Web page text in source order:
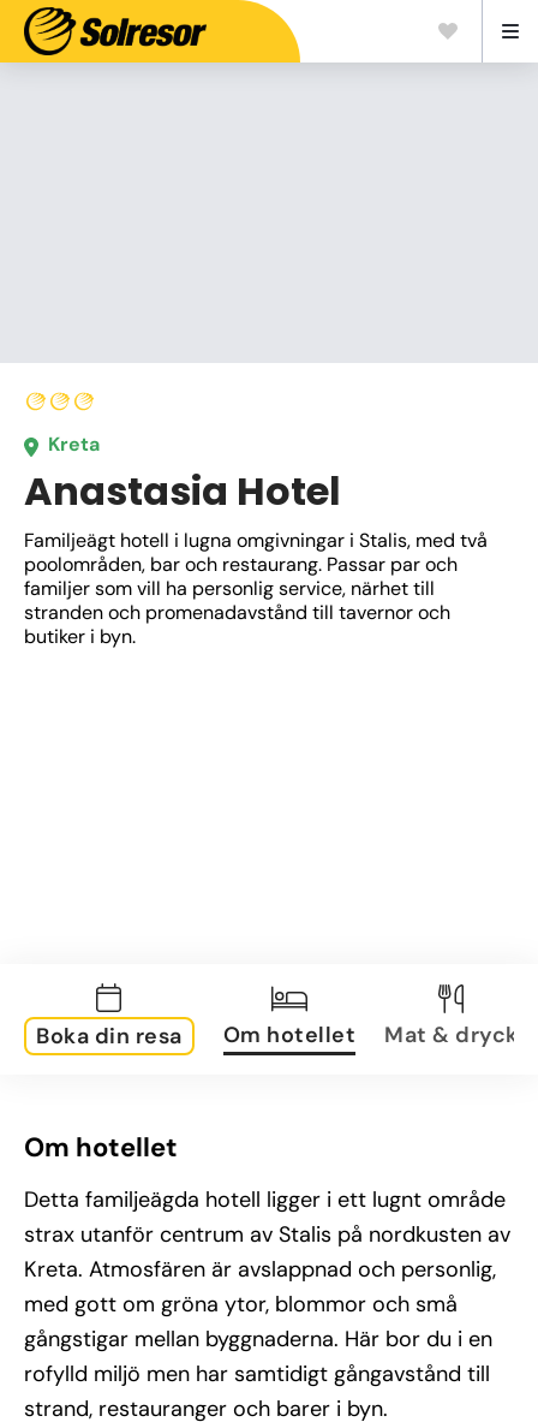
Kreta
Anastasia Hotel
Familjeägt hotell i lugna omgivningar i Stalis, med två
poolområden, bar och restaurang. Passar par och
familjer som vill ha personlig service, närhet till
stranden och promenadavstånd till tavernor och
butiker i byn.
Boka din resa Om hotellet Mat & dryck
Om hotellet
Detta familjeägda hotell ligger i ett lugnt område
strax utanför centrum av Stalis på nordkusten av
Kreta. Atmosfären är avslappnad och personlig,
med gott om gröna ytor, blommor och små
gångstigar mellan byggnaderna. Här bor du i en
rofylld miljö men har samtidigt gångavstånd till
strand, restauranger och barer i byn.